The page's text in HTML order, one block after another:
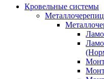
Кровельные системы